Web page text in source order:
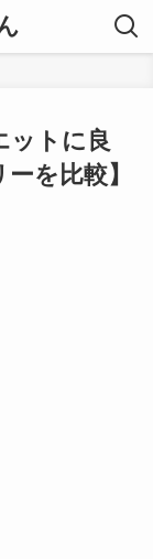
ットに良
を比較】